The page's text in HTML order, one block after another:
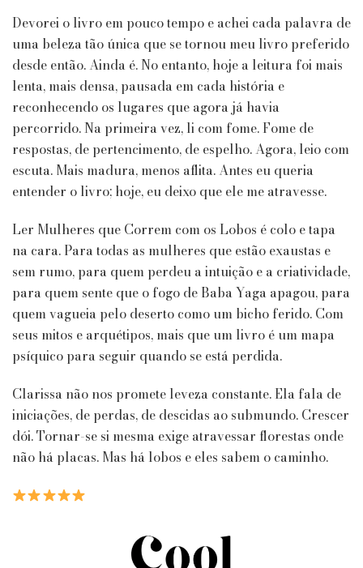
Devorei o livro em pouco tempo e achei cada palavra de
uma beleza tão única que se tornou meu livro preferido
desde então. Ainda é. No entanto, hoje a leitura foi mais
lenta, mais densa, pausada em cada história e
reconhecendo os lugares que agora já havia
percorrido. Na primeira vez, li com fome. Fome de
respostas, de pertencimento, de espelho. Agora, leio com
escuta. Mais madura, menos aflita. Antes eu queria
entender o livro; hoje, eu deixo que ele me atravesse.
Ler Mulheres que Correm com os Lobos é colo e tapa
na cara. Para todas as mulheres que estão exaustas e
sem rumo, para quem perdeu a intuição e a criatividade,
para quem sente que o fogo de Baba Yaga apagou, para
quem vagueia pelo deserto como um bicho ferido. Com
seus mitos e arquétipos, mais que um livro é um mapa
psíquico para seguir quando se está perdida.
Clarissa não nos promete leveza constante. Ela fala de
iniciações, de perdas, de descidas ao submundo. Crescer
dói. Tornar-se si mesma exige atravessar florestas onde
não há placas. Mas há lobos e eles sabem o caminho.